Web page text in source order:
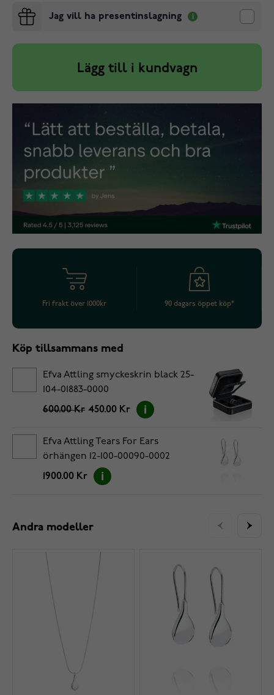
Jag vill ha presentinslagning
Lägg till i kundvagn
Fri frakt över 1000kr 90 dagars öppet köp*
Köp tillsammans med
Efva Attling smyckeskrin black 25-
104-01883-0000
600.00 Kr 450.00 Kr
Efva Attling Tears For Ears
örhängen 12-100-00090-0002
1900.00 Kr
Andra modeller